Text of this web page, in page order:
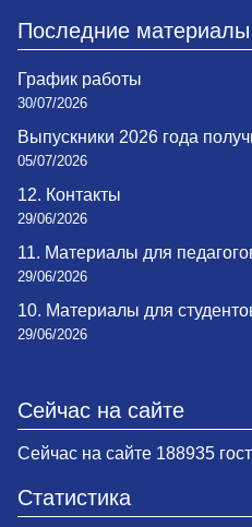
Последние материалы
График работы
30/07/2026
Выпускники 2026 года
05/07/2026
12. Контакты
29/06/2026
11. Материалы для
29/06/2026
10. Материалы для
29/06/2026
Сейчас на сайте
Сейчас на сайте 188935
Статистика